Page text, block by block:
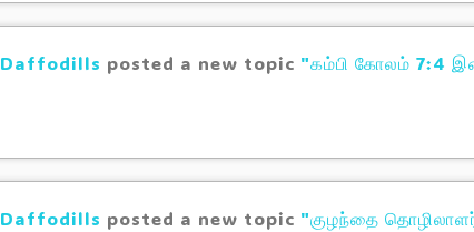
Daffodills posted a new topic "கம்பி கோலம் 7:4
Daffodills posted a new topic "குழந்தை